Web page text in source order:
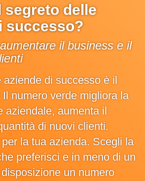
segreto delle
successo?
il business e il
aziende di successo è il
numero verde migliora la
aziendale, aumenta il
di nuovi clienti.
la tua azienda. Scegli la
preferisci e in meno di un
un numero